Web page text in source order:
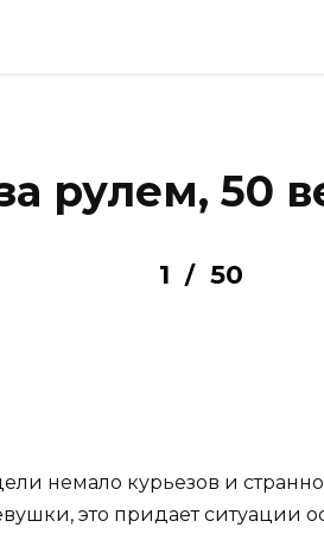
рулем, 50
1 / 50
немало курьезов и
это придает ситуации